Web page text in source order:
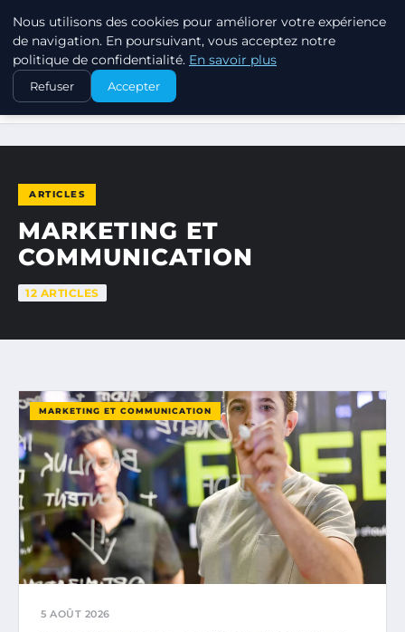
MARKETING STRATEGIQUE
ACCUEIL MARKETING ET COMMUNICATION
ARTICLES
MARKETING ET
COMMUNICATION
12 ARTICLES
MARKETING ET COMMUNICATION
5 AOÛT 2026
Nous utilisons des cookies pour améliorer votre expérience
de navigation. En poursuivant, vous acceptez notre
politique de confidentialité. En savoir plus
Refuser Accepter